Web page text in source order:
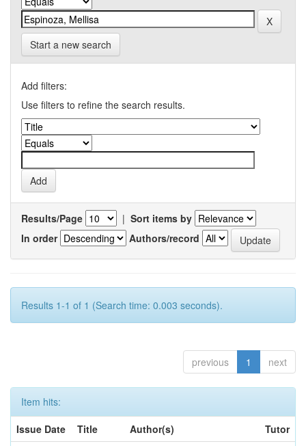
Start a new search
Add filters:
Use filters to refine the search results.
Results/Page | Sort items by
In order
Authors/record
Results 1-1 of 1 (Search time: 0.003 seconds).
previous 1 next
Item hits:
Issue Date
Title Author(s)
Tutor